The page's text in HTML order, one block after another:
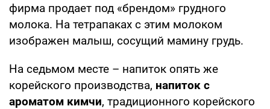
фирма продает под «брендом» грудного
молока. На тетрапаках с этим молоком
изображен малыш, сосущий мамину грудь.
На седьмом месте – напиток опять же
корейского производства, напиток с
ароматом кимчи, традиционного корейского